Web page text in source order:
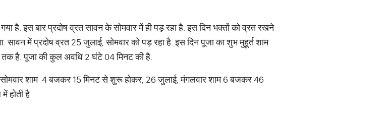
है. इस बार प्रदोष व्रत सावन के सोमवार में ही पड़ रहा है. इस दिन भक्तों को व्रत रखने
सावन में प्रदोष व्रत 25 जुलाई, सोमवार को पड़ रहा है. इस दिन पूजा का शुभ मुहूर्त शाम
है. पूजा की कुल अवधि 2 घंटे 04 मिनट की है.
सोमवार शाम 4 बजकर 15 मिनट से शुरू होकर, 26 जुलाई, मंगलवार शाम 6 बजकर 46
होती है.